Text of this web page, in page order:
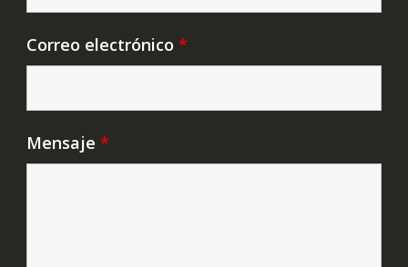
Correo electrónico *
Mensaje *